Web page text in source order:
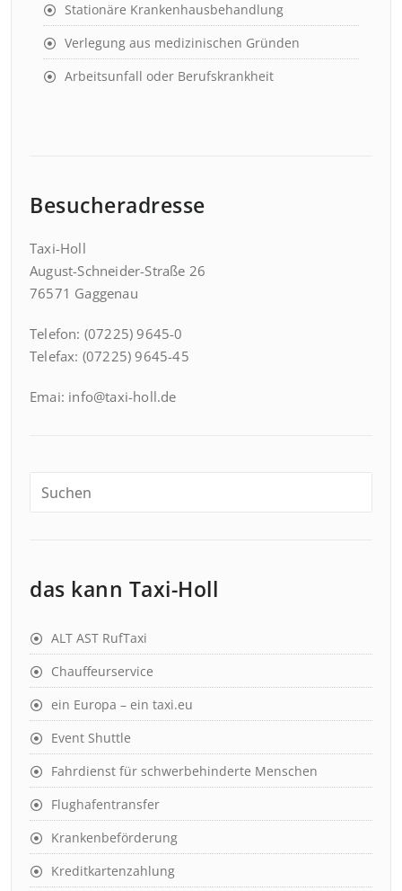
Stationäre Krankenhausbehandlung
Verlegung aus medizinischen Gründen
Arbeitsunfall oder Berufskrankheit
Besucheradresse
Taxi-Holl
August-Schneider-Straße 26
76571 Gaggenau
Telefon: (07225) 9645-0
Telefax: (07225) 9645-45
Emai: info@taxi-holl.de
das kann Taxi-Holl
ALT AST RufTaxi
Chauffeurservice
ein Europa – ein taxi.eu
Event Shuttle
Fahrdienst für schwerbehinderte Menschen
Flughafentransfer
Krankenbeförderung
Kreditkartenzahlung